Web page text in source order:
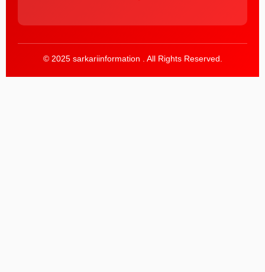
© 2025 sarkariinformation . All Rights Reserved.